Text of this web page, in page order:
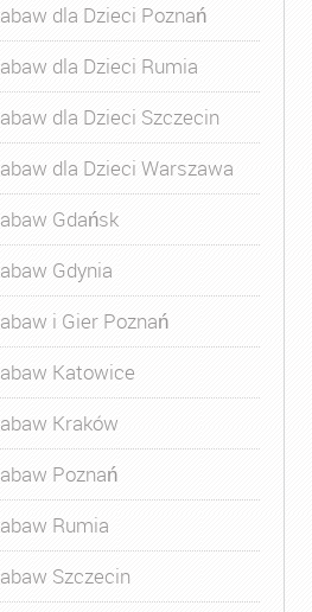
dla Dzieci Poznań
dla Dzieci Rumia
dla Dzieci Szczecin
dla Dzieci Warszawa
Gdańsk
Gdynia
i Gier Poznań
Katowice
Kraków
Poznań
Rumia
Szczecin